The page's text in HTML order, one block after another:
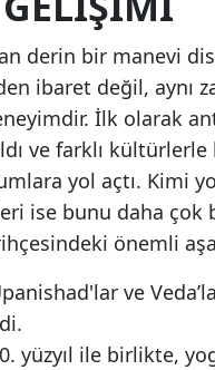
Mersin
İstanbul
İzmir
Kars
Kastamonu
Kırklareli
Kırşehir
derin bir manevi
ibaret değil, aynı
İlk olarak
ve farklı
yol açtı. Kimi
ise bunu daha çok
önemli
ve
yüzyıl ile birlikte,